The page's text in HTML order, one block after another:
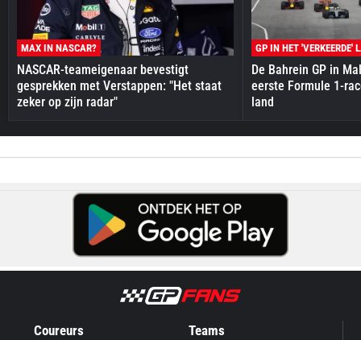
MAX IN NASCAR?
NASCAR-teameigenaar bevestigt
gesprekken met Verstappen: "Het staat
zeker op zijn radar"
GP IN HET 'VERKEERDE'
De Bahrein GP in
eerste Formule 1-
land
Coureurs Teams